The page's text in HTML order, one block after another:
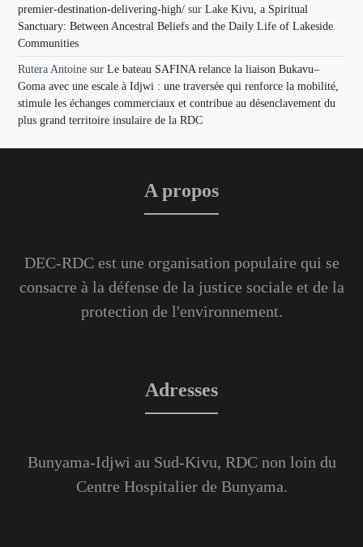
premier-destination-delivering-high/ surLake Kivu, a Spiritual
Sanctuary: Between Ancestral Beliefs and the Daily Life of Lakeside
Communities
Rutera Antoine surLe bateau SAFINA relance la liaison Bukavu–
Goma avec une escale à Idjwi : une traversée qui renforce la mobilité,
stimule les échanges commerciaux et contribue au désenclavement du
plus grand territoire insulaire de la RDC
A propos
DEC-RDC est une organisation populaire qui se
consacre à la défense de la justice sociale et de la
protection de l'environnement.
Adresses
Bunyama-Idjwi au Sud-Kivu, RDC non loin du
Centre Hospitalier de Bunyama.